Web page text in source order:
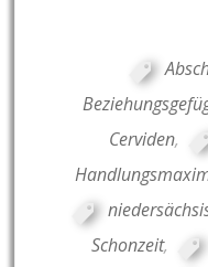
Cerviden,
Schonzeit,